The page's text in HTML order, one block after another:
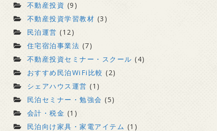
不動産投資 (9)
不動産投資学習教材 (3)
民泊運営 (12)
住宅宿泊事業法 (7)
不動産投資セミナー・スクール (4)
おすすめ民泊WiFi比較 (2)
シェアハウス運営 (1)
民泊セミナー・勉強会 (5)
会計・税金 (1)
民泊向け家具・家電アイテム (1)